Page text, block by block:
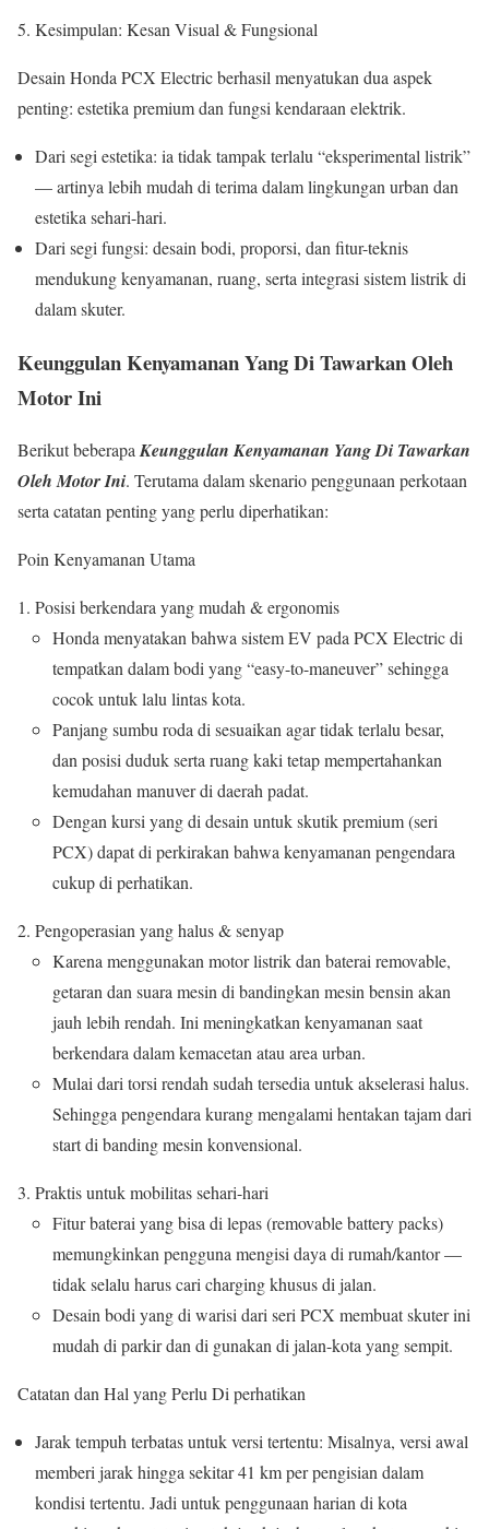
Kesimpulan: Kesan Visual & Fungsional
Desain Honda PCX Electric berhasil menyatukan dua aspek
penting: estetika premium dan fungsi kendaraan elektrik.
Dari segi estetika: ia tidak tampak terlalu “eksperimental listrik”
— artinya lebih mudah di terima dalam lingkungan urban dan
estetika sehari-hari.
Dari segi fungsi: desain bodi, proporsi, dan fitur-teknis
mendukung kenyamanan, ruang, serta integrasi sistem listrik di
dalam skuter.
Keunggulan Kenyamanan Yang Di Tawarkan Oleh
Motor Ini
Berikut beberapaKeunggulan Kenyamanan Yang Di Tawarkan
Oleh Motor Ini. Terutama dalam skenario penggunaan perkotaan
serta catatan penting yang perlu diperhatikan:
Poin Kenyamanan Utama
Posisi berkendara yang mudah & ergonomis
Honda menyatakan bahwa sistem EV pada PCX Electric di
tempatkan dalam bodi yang “easy-to-maneuver” sehingga
cocok untuk lalu lintas kota.
Panjang sumbu roda di sesuaikan agar tidak terlalu besar,
dan posisi duduk serta ruang kaki tetap mempertahankan
kemudahan manuver di daerah padat.
Dengan kursi yang di desain untuk skutik premium (seri
PCX) dapat di perkirakan bahwa kenyamanan pengendara
cukup di perhatikan.
Pengoperasian yang halus & senyap
Karena menggunakan motor listrik dan baterai removable,
getaran dan suara mesin di bandingkan mesin bensin akan
jauh lebih rendah. Ini meningkatkan kenyamanan saat
berkendara dalam kemacetan atau area urban.
Mulai dari torsi rendah sudah tersedia untuk akselerasi halus.
Sehingga pengendara kurang mengalami hentakan tajam dari
start di banding mesin konvensional.
Praktis untuk mobilitas sehari-hari
Fitur baterai yang bisa di lepas (removable battery packs)
memungkinkan pengguna mengisi daya di rumah/kantor —
tidak selalu harus cari charging khusus di jalan.
Desain bodi yang di warisi dari seri PCX membuat skuter ini
mudah di parkir dan di gunakan di jalan-kota yang sempit.
Catatan dan Hal yang Perlu Di perhatikan
Jarak tempuh terbatas untuk versi tertentu: Misalnya, versi awal
memberi jarak hingga sekitar 41 km per pengisian dalam
kondisi tertentu. Jadi untuk penggunaan harian di kota